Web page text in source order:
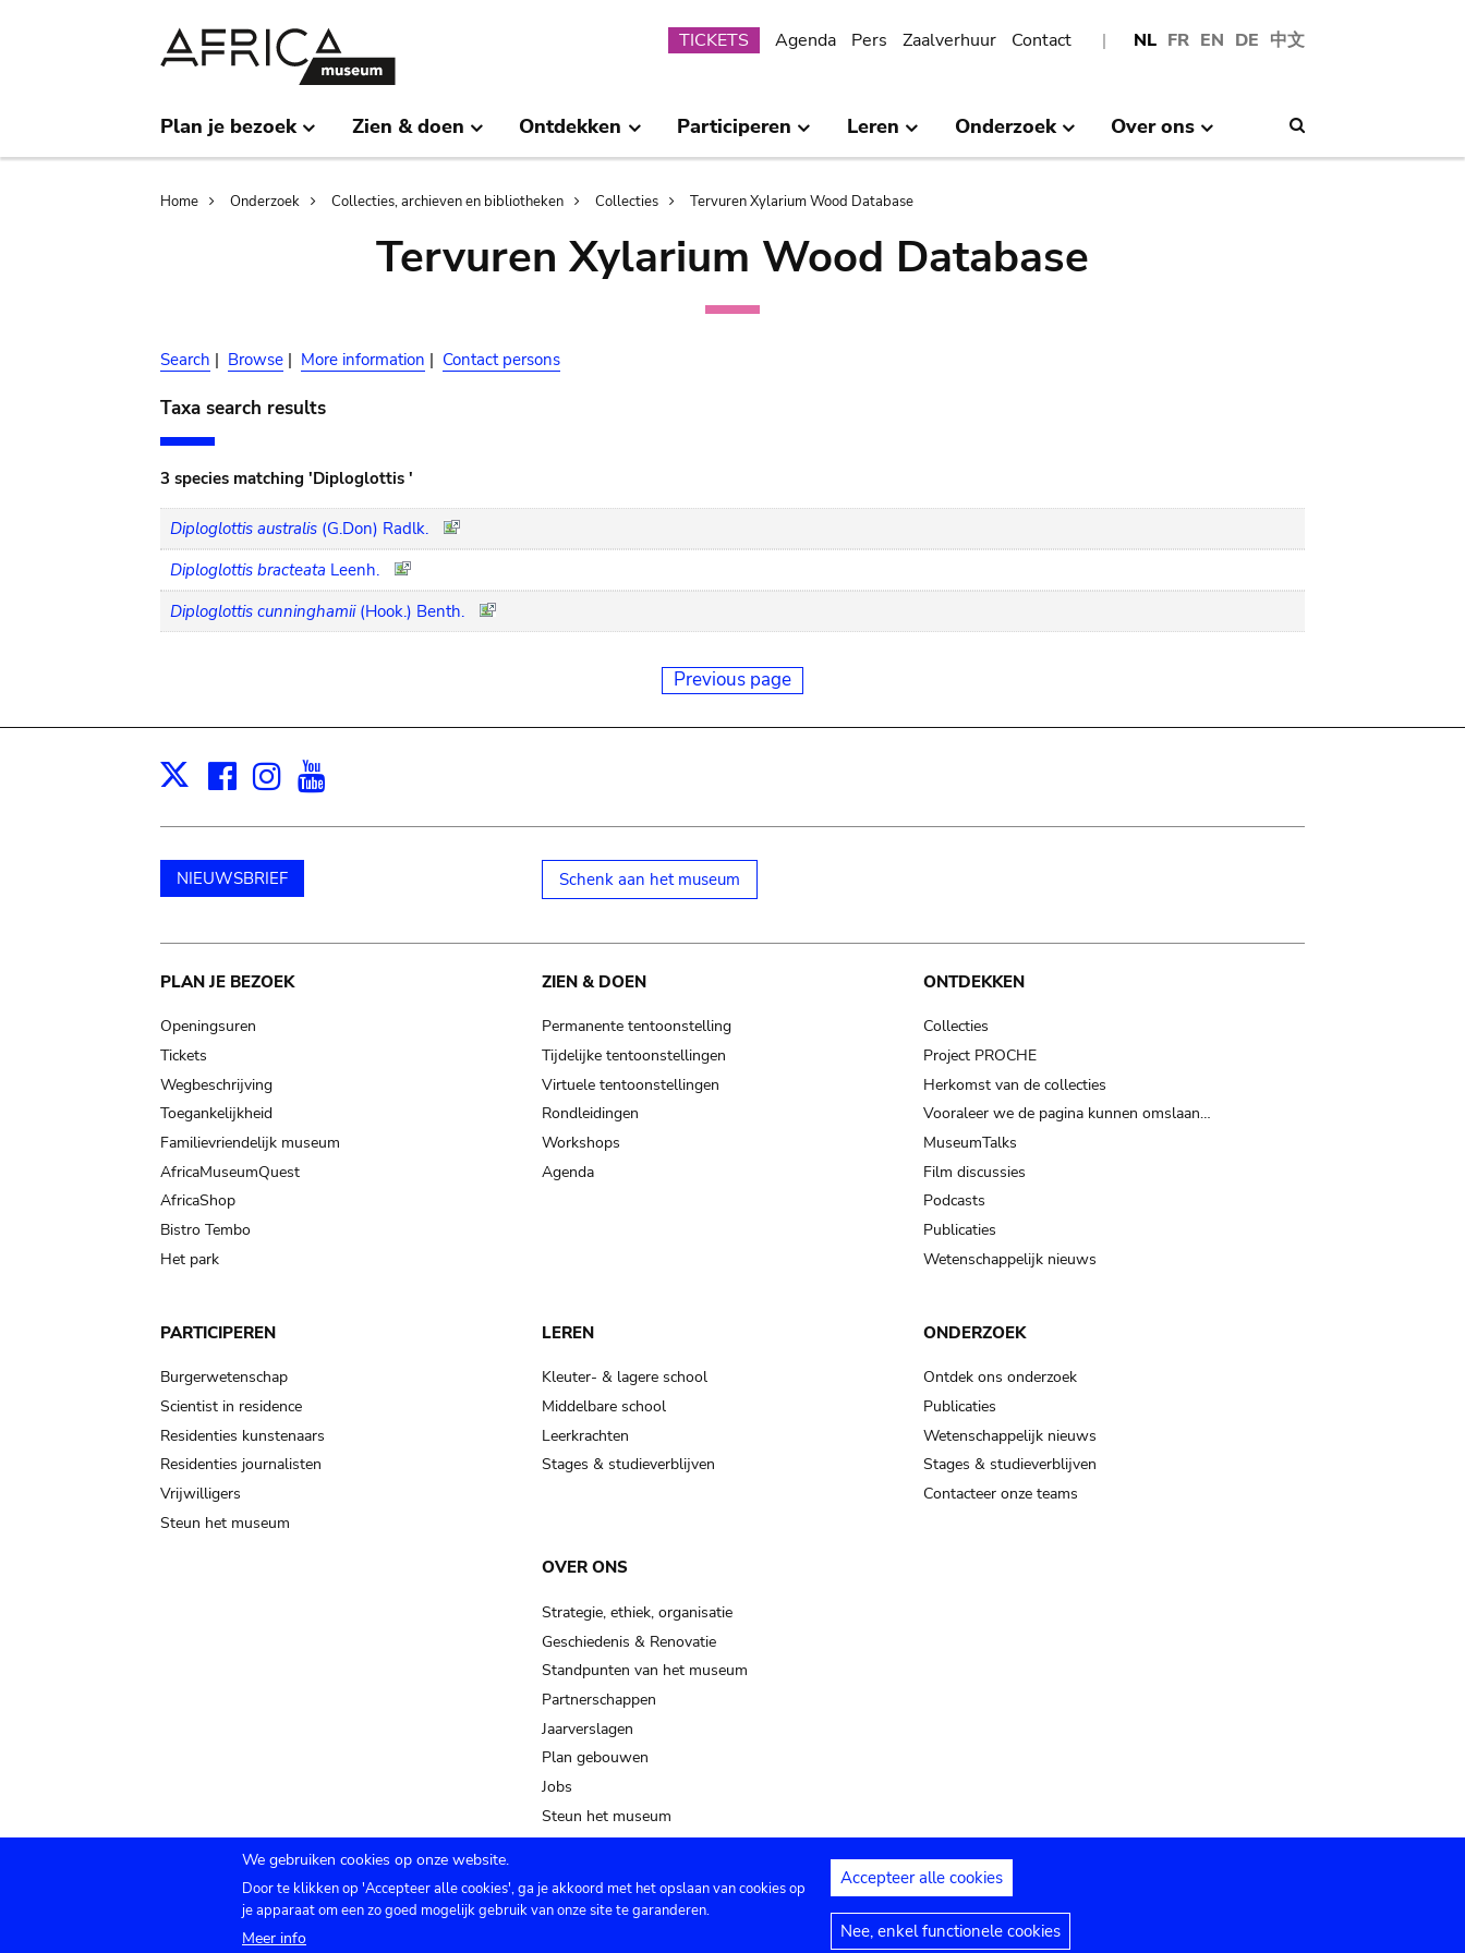
NL FR EN DE 中文
Submenu
TICKETS Agenda Pers Zaalverhuur Contact
Plan je bezoek Zien & doen Ontdekken Participeren Leren Onderzoek Over ons
Breadcrumb
Home Onderzoek Collecties, archieven en bibliotheken Collecties Tervuren Xylarium Wood Database
Tervuren Xylarium Wood Database
Search | Browse | More information | Contact persons
Taxa search results
3 species matching 'Diploglottis '
Diploglottis australis (G.Don) Radlk.
Diploglottis bracteata Leenh.
Diploglottis cunninghamii (Hook.) Benth.
Previous page
X Facebook
Instagram
NIEUWSBRIEF Schenk aan het museum
Main
navigation
PLAN JE BEZOEK
Openingsuren
Tickets
Wegbeschrijving
Toegankelijkheid
Familievriendelijk museum
AfricaMuseumQuest
AfricaShop
Bistro Tembo
Het park
ZIEN & DOEN
Permanente tentoonstelling
Tijdelijke tentoonstellingen
Virtuele tentoonstellingen
Rondleidingen
Workshops
Agenda
ONTDEKKEN
Collecties
Project PROCHE
Herkomst van de collecties
Vooraleer we de pagina kunnen omslaan…
MuseumTalks
Film discussies
Podcasts
Publicaties
Wetenschappelijk nieuws
PARTICIPEREN
Burgerwetenschap
Scientist in residence
Residenties kunstenaars
Residenties journalisten
Vrijwilligers
Steun het museum
LEREN
Kleuter- & lagere school
Middelbare school
Leerkrachten
Stages & studieverblijven
ONDERZOEK
Ontdek ons onderzoek
Publicaties
Wetenschappelijk nieuws
Stages & studieverblijven
Contacteer onze teams
OVER ONS
Strategie, ethiek, organisatie
Geschiedenis & Renovatie
Standpunten van het museum
Partnerschappen
Jaarverslagen
Plan gebouwen
Jobs
Steun het museum
Submenu
Agenda Pers Zaalverhuur Contact Privacy instellingen Juridische mededelingen
We gebruiken cookies op onze website.
Door te klikken op 'Accepteer alle cookies', ga je akkoord met het opslaan van cookies op
je apparaat om een zo goed mogelijk gebruik van onze site te garanderen.
Meer info
Accepteer alle cookies
Nee, enkel functionele cookies